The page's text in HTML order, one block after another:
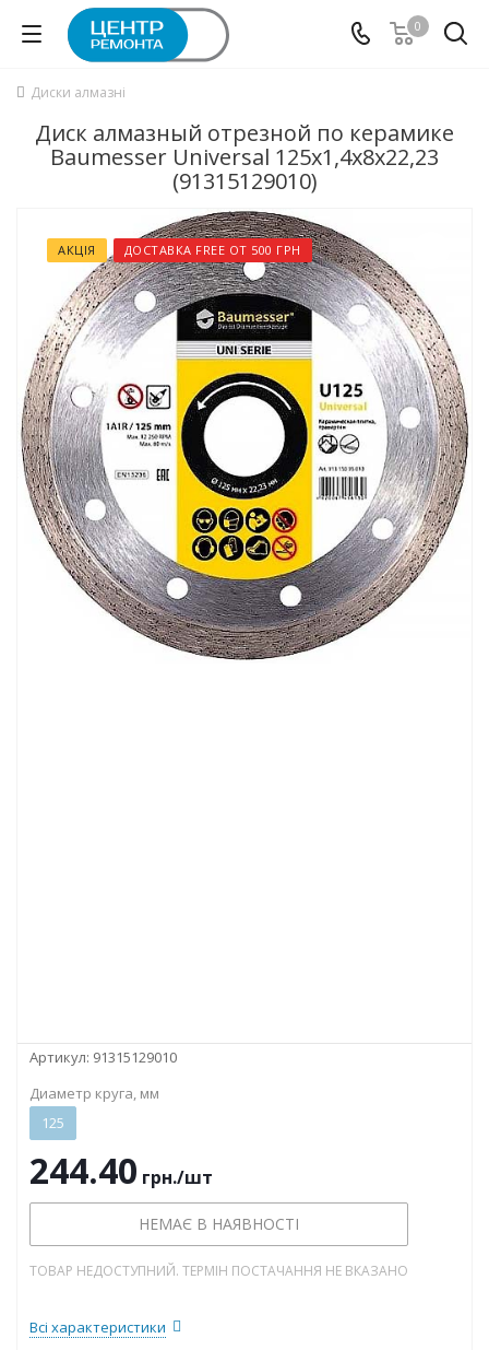
0
Диски алмазні
Диск алмазный отрезной по керамике
Baumesser Universal 125x1,4x8x22,23
(91315129010)
АКЦІЯ ДОСТАВКА FREE ОТ 500 ГРН
Артикул: 91315129010
Диаметр круга, мм
125
244.40 грн./шт
НЕМАЄ В НАЯВНОСТІ
ТОВАР НЕДОСТУПНИЙ. ТЕРМІН ПОСТАЧАННЯ НЕ ВКАЗАНО
Всі характеристики